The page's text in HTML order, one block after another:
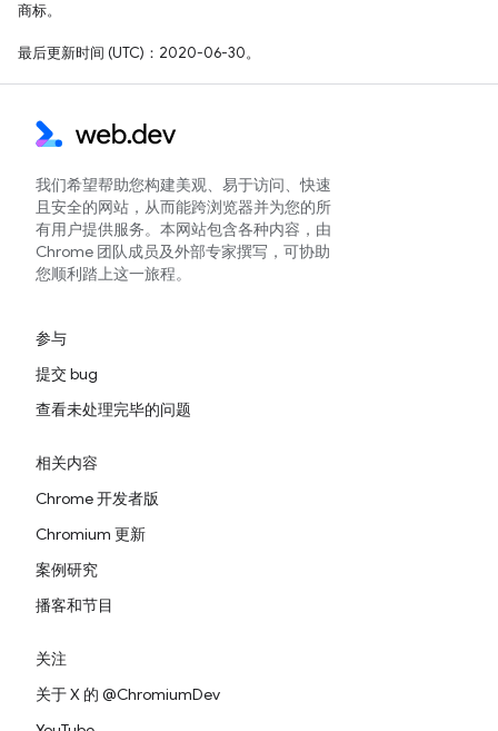
商标。
最后更新时间 (UTC)：2020-06-30。
我们希望帮助您构建美观、易于访问、快速
且安全的网站，从而能跨浏览器并为您的所
有用户提供服务。本网站包含各种内容，由
Chrome 团队成员及外部专家撰写，可协助
您顺利踏上这一旅程。
参与
提交 bug
查看未处理完毕的问题
相关内容
Chrome 开发者版
Chromium 更新
案例研究
播客和节目
关注
关于 X 的 @ChromiumDev